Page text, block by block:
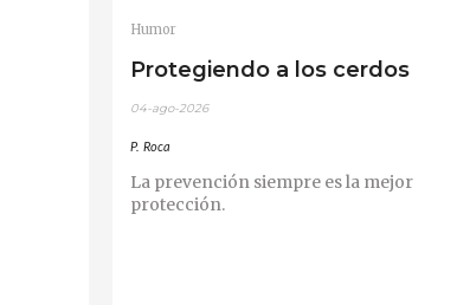
Humor
Protegiendo a los cerdos
04-ago-2026
P. Roca
La prevención siempre es la mejor
protección.